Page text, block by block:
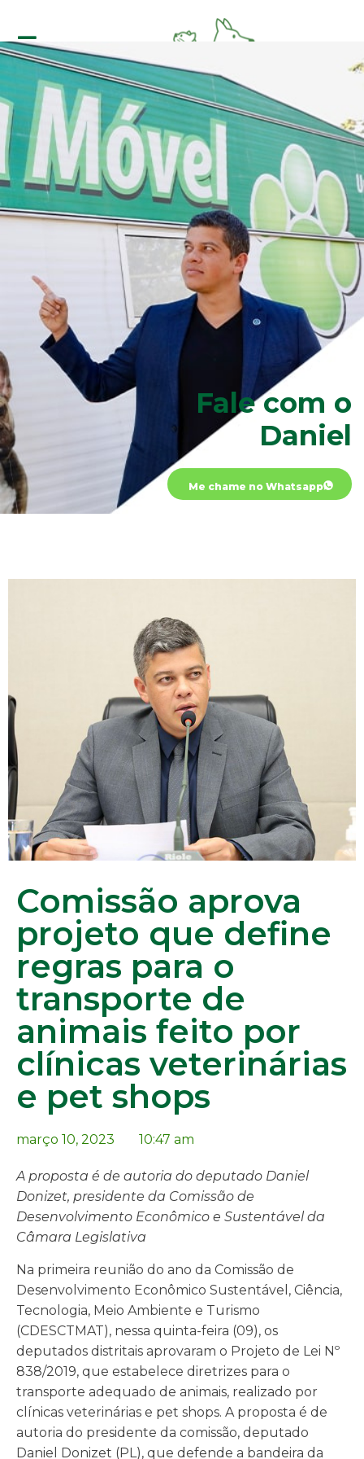
Fale com o
Daniel
Me chame no Whatsapp
Comissão aprova
projeto que define
regras para o
transporte de
animais feito por
clínicas veterinárias
e pet shops
março 10, 2023 10:47 am
A proposta é de autoria do deputado Daniel
Donizet, presidente da Comissão de
Desenvolvimento Econômico e Sustentável da
Câmara Legislativa
Na primeira reunião do ano da Comissão de
Desenvolvimento Econômico Sustentável, Ciência,
Tecnologia, Meio Ambiente e Turismo
(CDESCTMAT), nessa quinta-feira (09), os
deputados distritais aprovaram o Projeto de Lei Nº
838/2019, que estabelece diretrizes para o
transporte adequado de animais, realizado por
clínicas veterinárias e pet shops. A proposta é de
autoria do presidente da comissão, deputado
Daniel Donizet (PL), que defende a bandeira da